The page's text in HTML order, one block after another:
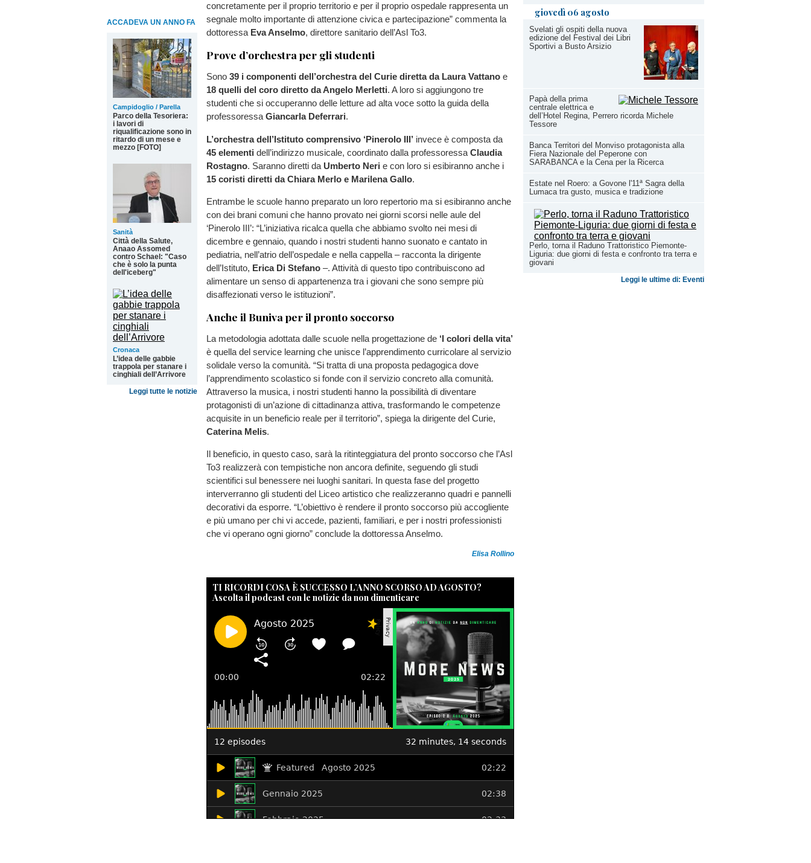
giovedì 06 agosto
Svelati gli ospiti della nuova
edizione del Festival dei Libri
Sportivi a Busto Arsizio
Papà della prima
centrale elettrica e
dell’Hotel Regina, Perrero ricorda Michele
Tessore
Banca Territori del Monviso protagonista alla
Fiera Nazionale del Peperone con
SARABANCA e la Cena per la Ricerca
Estate nel Roero: a Govone l'11ª Sagra della
Lumaca tra gusto, musica e tradizione
Perlo, torna il Raduno Trattoristico Piemonte-
Liguria: due giorni di festa e confronto tra terra e
giovani
Leggi le ultime di: Eventi
ACCADEVA UN ANNO FA
Campidoglio / Parella
Parco della Tesoriera:
i lavori di
riqualificazione sono in
ritardo di un mese e
mezzo [FOTO]
Sanità
Città della Salute,
Anaao Assomed
contro Schael: "Caso
che è solo la punta
dell'iceberg"
Cronaca
L’idea delle gabbie
trappola per stanare i
cinghiali dell’Arrivore
Leggi tutte le notizie
concretamente per il proprio territorio e per il proprio ospedale rappresenta un
segnale molto importante di attenzione civica e partecipazione” commenta la
dottoressa Eva Anselmo, direttore sanitario dell’Asl To3.
Prove d’orchestra per gli studenti
Sono 39 i componenti dell’orchestra del Curie diretta da Laura Vattano e
18 quelli del coro diretto da Angelo Merletti. A loro si aggiungono tre
studenti che si occuperanno delle letture ad alta voce sotto la guida della
professoressa Giancarla Deferrari.
L’orchestra dell’Istituto comprensivo ‘Pinerolo III’ invece è composta da
45 elementi dell’indirizzo musicale, coordinato dalla professoressa Claudia
Rostagno. Saranno diretti da Umberto Neri e con loro si esibiranno anche i
15 coristi diretti da Chiara Merlo e Marilena Gallo.
Entrambe le scuole hanno preparato un loro repertorio ma si esibiranno anche
con dei brani comuni che hanno provato nei giorni scorsi nelle aule del
‘Pinerolo III’: “L’iniziativa ricalca quella che abbiamo svolto nei mesi di
dicembre e gennaio, quando i nostri studenti hanno suonato e cantato in
pediatria, nell’atrio dell’ospedale e nella cappella – racconta la dirigente
dell’Istituto, Erica Di Stefano –. Attività di questo tipo contribuiscono ad
alimentare un senso di appartenenza tra i giovani che sono sempre più
disaffezionati verso le istituzioni”.
Anche il Buniva per il pronto soccorso
La metodologia adottata dalle scuole nella progettazione de ‘I colori della vita’
è quella del service learning che unisce l’apprendimento curricolare al servizio
solidale verso la comunità. “Si tratta di una proposta pedagogica dove
l’apprendimento scolastico si fonde con il servizio concreto alla comunità.
Attraverso la musica, i nostri studenti hanno la possibilità di diventare
protagonisti di un’azione di cittadinanza attiva, trasformando le competenze
acquisite in un beneficio reale per il territorio”, spiega la dirigente del Curie,
Caterina Melis.
Il beneficio, in questo caso, sarà la ritinteggiatura del pronto soccorso che l’Asl
To3 realizzerà con tempistiche non ancora definite, seguendo gli studi
scientifici sul benessere nei luoghi sanitari. In questa fase del progetto
interverranno gli studenti del Liceo artistico che realizzeranno quadri e pannelli
decorativi da esporre. “L’obiettivo è rendere il pronto soccorso più accogliente
e più umano per chi vi accede, pazienti, familiari, e per i nostri professionisti
che vi operano ogni giorno” conclude la dottoressa Anselmo.
Elisa Rollino
TI RICORDI COSA È SUCCESSO L’ANNO SCORSO AD AGOSTO?
Ascolta il podcast con le notizie da non dimenticare